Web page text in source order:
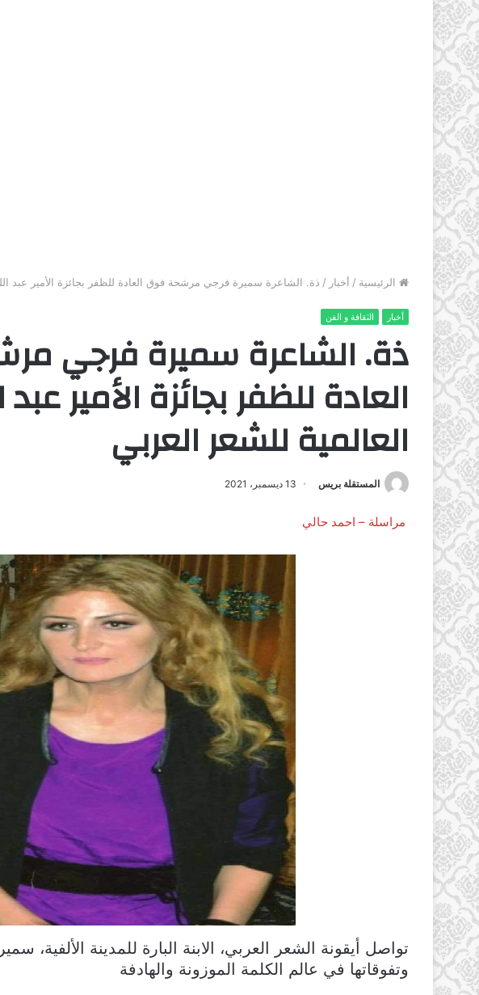
الرئيسية / أخبار / ذة. الشاعرة سميرة فرجي مرشحة فوق العادة للظفر بجائزة الأمير عبد
أخبار الثقافة و الفن
ذة. الشاعرة سميرة فرجي
العادة للظفر بجائزة الأمير
العالمية للشعر العربي
المستقلة بريس 13 ديسمبر، 2021
مراسلة – احمد حالي
تواصل أيقونة الشعر العربي، الابنة البارة للمدينة الألفية،
وتفوقاتها في عالم الكلمة الموزونة والهادفة